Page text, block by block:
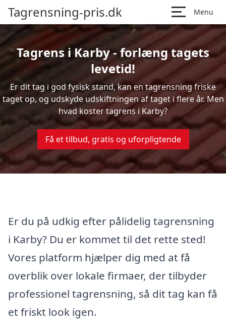
Tagrensning-pris.dk Menu
Tagrens i Karby - forlæng tagets
levetid!
Er dit tag i god fysisk stand, kan en tagrensning friske
taget op, og udskyde udskiftningen af taget i flere år. Men
hvad koster tagrens i Karby?
Få et tilbud, gratis og uforpligtende
Er du på udkig efter pålidelig tagrensning
i Karby? Du er kommet til det rette sted!
Vores platform hjælper dig med at få
overblik over lokale firmaer, der tilbyder
professionel tagrensning, så dit tag kan få
et friskt look igen.